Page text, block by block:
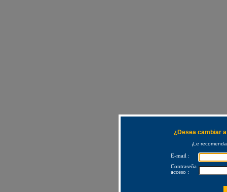
¿Desea cambiar
¡Le
E-mail :
Contraseña
acceso :